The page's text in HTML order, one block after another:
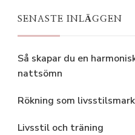
SENASTE INLÄGGEN
Så skapar du en
nattsömn
Rökning som
Livsstil och träning